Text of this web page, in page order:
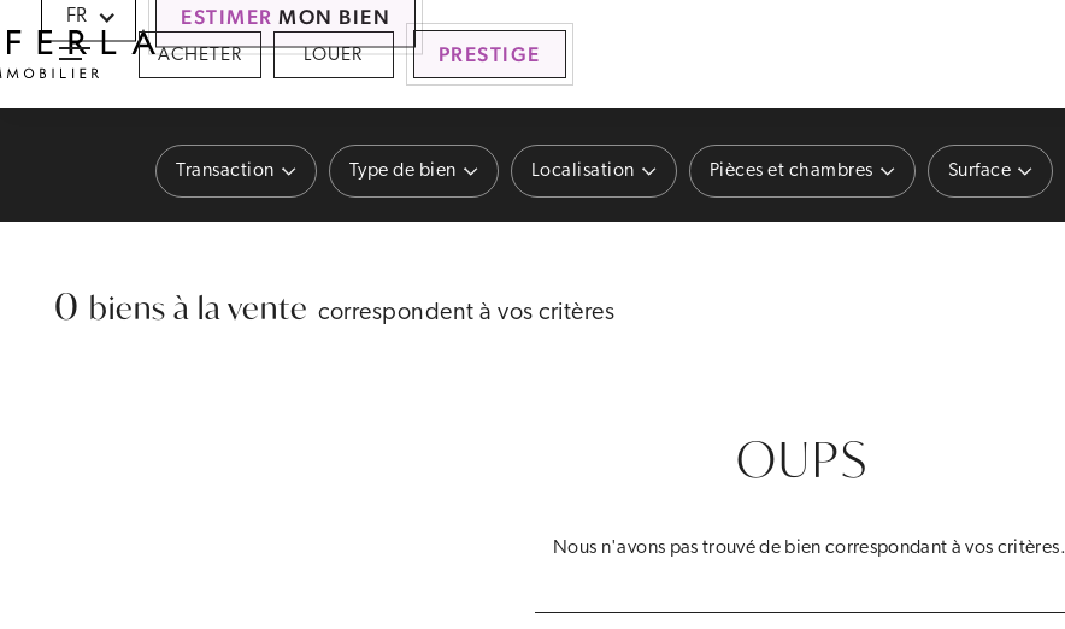
ACHETER LOUER PRESTIGE
FR ESTIMERMON BIEN
Transaction Type de bien Localisation Pièces et chambres Surface
0 biens à la vente correspondent à vos critères
OUPS
Nous n'avons pas trouvé de bien correspondant à vos critères.
Panneau de gestion des cookies